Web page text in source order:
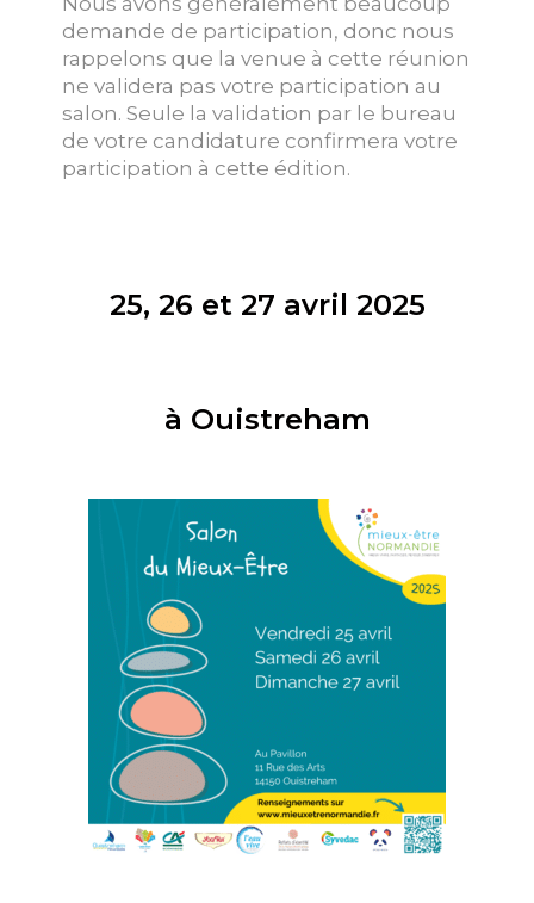
demande de participation, donc nous
rappelons que la venue à cette réunion
ne validera pas votre participation au
salon. Seule la validation par le bureau
de votre candidature confirmera votre
participation à cette édition.
25, 26 et 27 avril 2025
à Ouistreham